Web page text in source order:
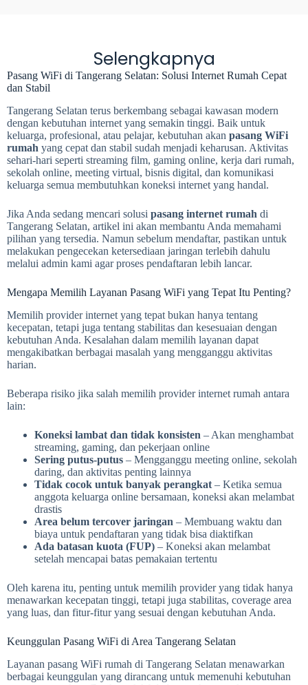
Selengkapnya
Pasang WiFi di Tangerang Selatan: Solusi Internet Rumah Cepat
dan Stabil
Tangerang Selatan terus berkembang sebagai kawasan modern
dengan kebutuhan internet yang semakin tinggi. Baik untuk
keluarga, profesional, atau pelajar, kebutuhan akan pasang WiFi
rumah yang cepat dan stabil sudah menjadi keharusan. Aktivitas
sehari-hari seperti streaming film, gaming online, kerja dari rumah,
sekolah online, meeting virtual, bisnis digital, dan komunikasi
keluarga semua membutuhkan koneksi internet yang handal.
Jika Anda sedang mencari solusi pasang internet rumah di
Tangerang Selatan, artikel ini akan membantu Anda memahami
pilihan yang tersedia. Namun sebelum mendaftar, pastikan untuk
melakukan pengecekan ketersediaan jaringan terlebih dahulu
melalui admin kami agar proses pendaftaran lebih lancar.
Mengapa Memilih Layanan Pasang WiFi yang Tepat Itu Penting?
Memilih provider internet yang tepat bukan hanya tentang
kecepatan, tetapi juga tentang stabilitas dan kesesuaian dengan
kebutuhan Anda. Kesalahan dalam memilih layanan dapat
mengakibatkan berbagai masalah yang mengganggu aktivitas
harian.
Beberapa risiko jika salah memilih provider internet rumah antara
lain:
Koneksi lambat dan tidak konsisten – Akan menghambat
streaming, gaming, dan pekerjaan online
Sering putus-putus – Mengganggu meeting online, sekolah
daring, dan aktivitas penting lainnya
Tidak cocok untuk banyak perangkat – Ketika semua
anggota keluarga online bersamaan, koneksi akan melambat
drastis
Area belum tercover jaringan – Membuang waktu dan
biaya untuk pendaftaran yang tidak bisa diaktifkan
Ada batasan kuota (FUP) – Koneksi akan melambat
setelah mencapai batas pemakaian tertentu
Oleh karena itu, penting untuk memilih provider yang tidak hanya
menawarkan kecepatan tinggi, tetapi juga stabilitas, coverage area
yang luas, dan fitur-fitur yang sesuai dengan kebutuhan Anda.
Keunggulan Pasang WiFi di Area Tangerang Selatan
Layanan pasang WiFi rumah di Tangerang Selatan menawarkan
berbagai keunggulan yang dirancang untuk memenuhi kebutuhan